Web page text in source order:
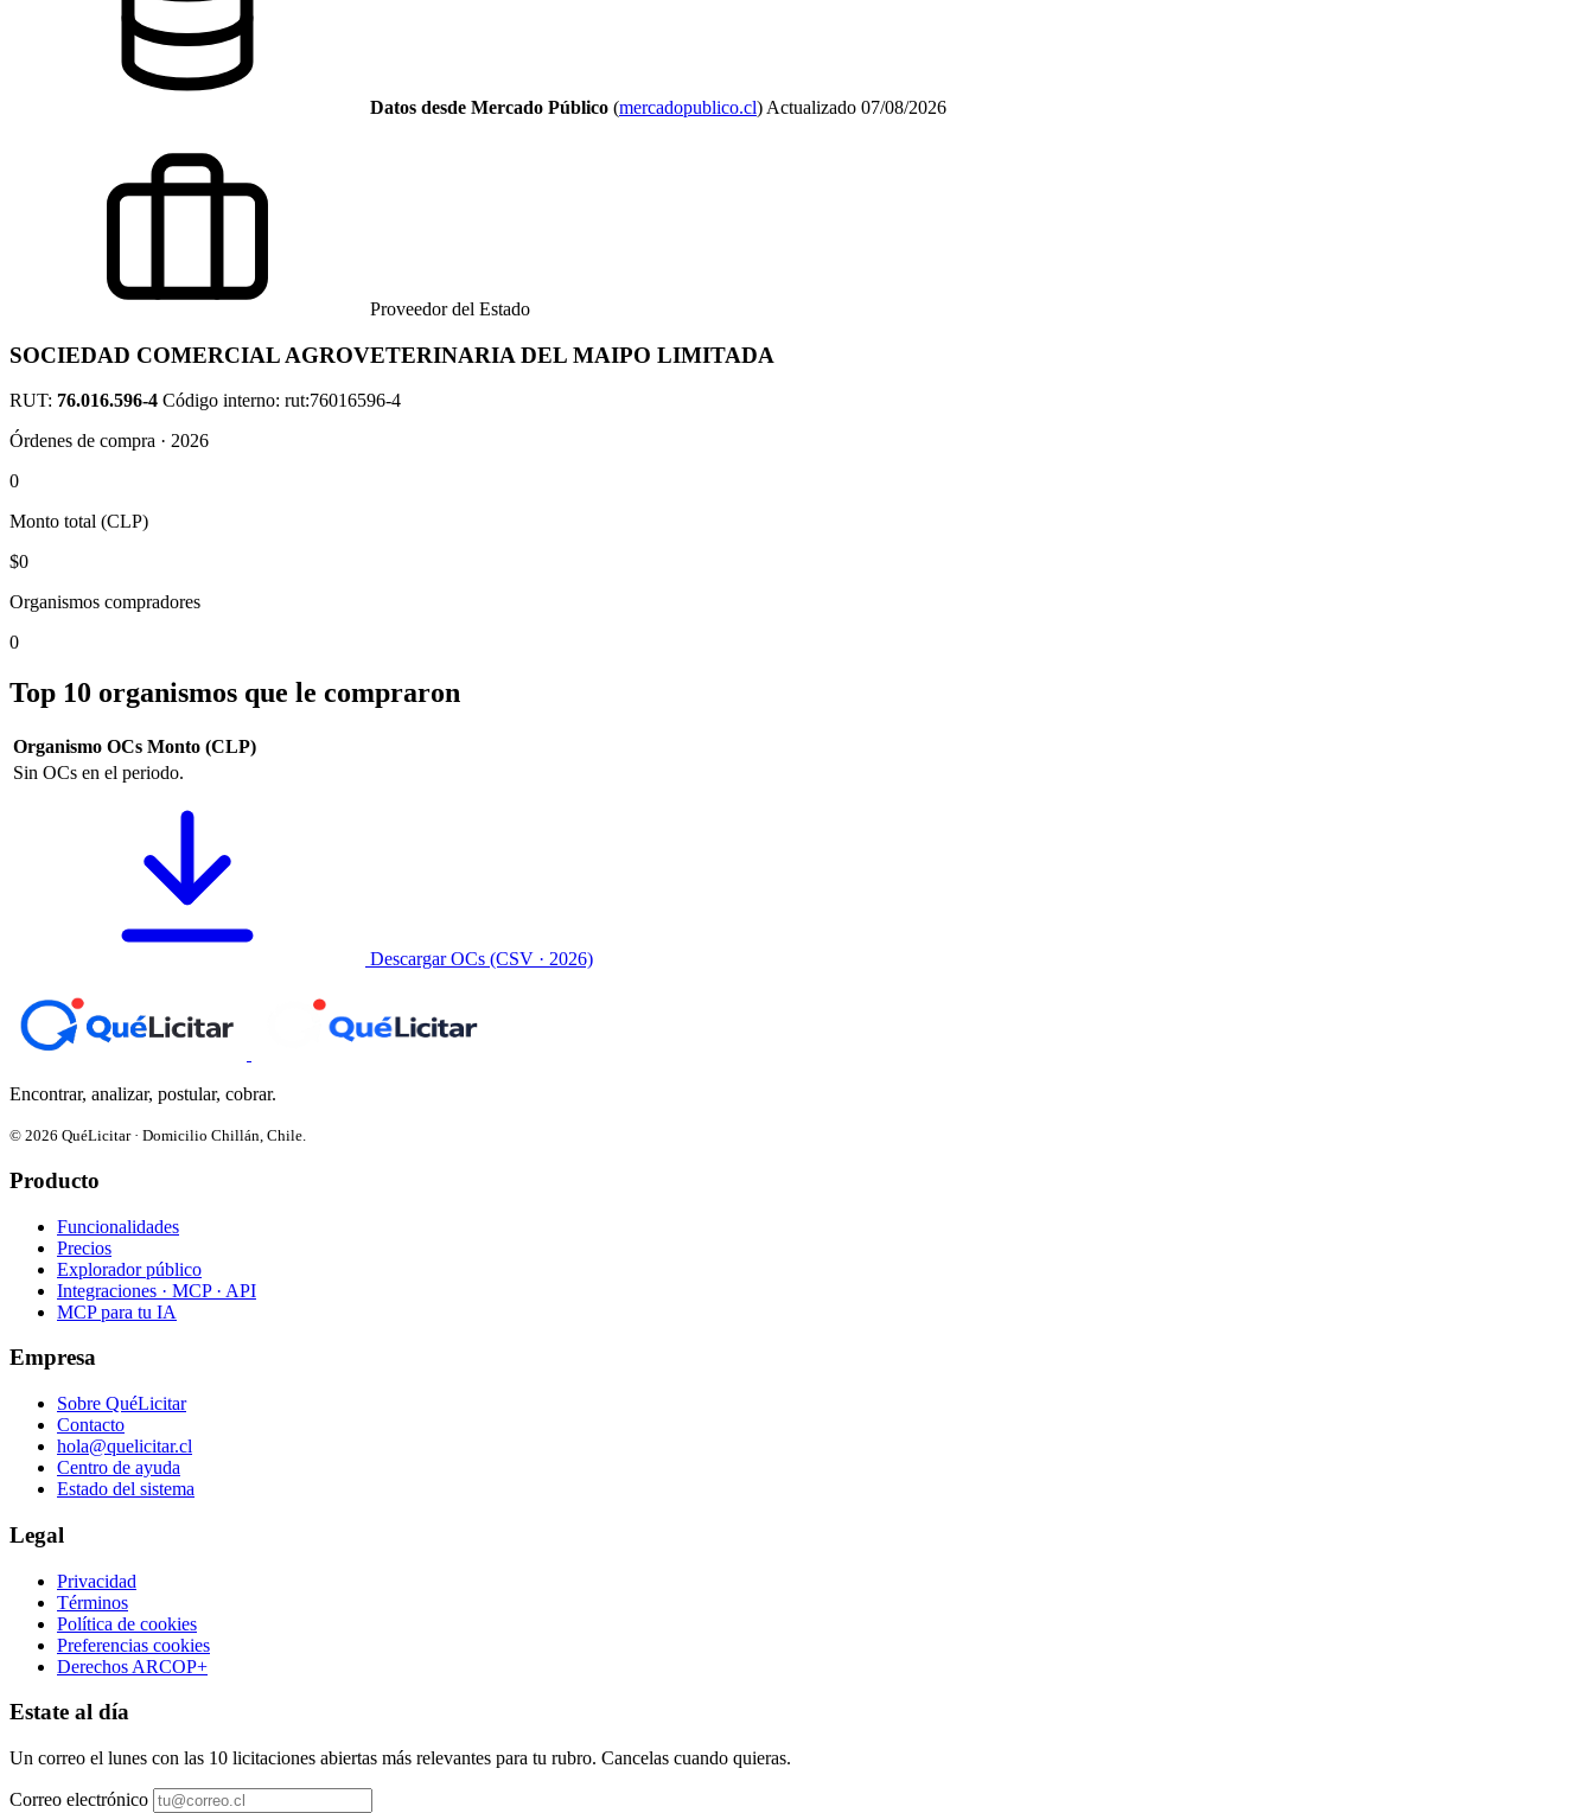
Datos desde Mercado Público (mercadopublico.cl) Actualizado 07/08/2026
Proveedor del Estado
SOCIEDAD COMERCIAL AGROVETERINARIA DEL MAIPO LIMITADA
RUT: 76.016.596-4 Código interno: rut:76016596-4
Órdenes de compra · 2026
0
Monto total (CLP)
$0
Organismos compradores
0
Top 10 organismos que le compraron
Organismo OCs Monto (CLP)
Sin OCs en el periodo.
Descargar OCs (CSV · 2026)
Encontrar, analizar, postular, cobrar.
© 2026 QuéLicitar · Domicilio Chillán, Chile.
Producto
Funcionalidades
Precios
Explorador público
Integraciones · MCP · API
MCP para tu IA
Empresa
Sobre QuéLicitar
Contacto
hola@quelicitar.cl
Centro de ayuda
Estado del sistema
Legal
Privacidad
Términos
Política de cookies
Preferencias cookies
Derechos ARCOP+
Estate al día
Un correo el lunes con las 10 licitaciones abiertas más relevantes para tu rubro. Cancelas cuando quieras.
Correo electrónico